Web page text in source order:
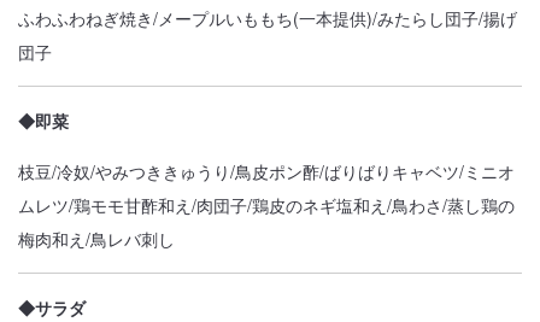
ふわふわねぎ焼き/メープルいももち(一本提供)/みたらし団子/揚げ
団子
◆即菜
枝豆/冷奴/やみつききゅうり/鳥皮ポン酢/ばりばりキャベツ/ミニオ
ムレツ/鶏モモ甘酢和え/肉団子/鶏皮のネギ塩和え/鳥わさ/蒸し鶏の
梅肉和え/鳥レバ刺し
◆サラダ